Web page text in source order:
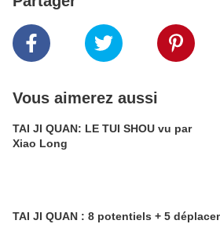
Vous aimerez aussi
TAI JI QUAN: LE TUI SHOU vu par
Xiao Long
TAI JI QUAN : 8 potentiels + 5